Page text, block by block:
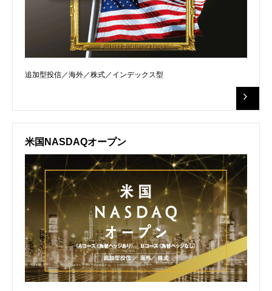
追加型投信／海外／株式／インデックス型
米国NASDAQオープン